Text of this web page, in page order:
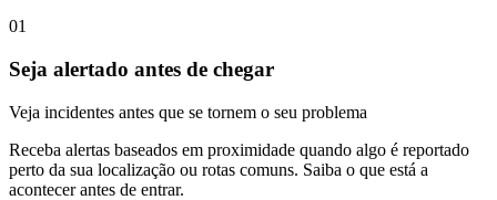
01
Seja alertado antes de chegar
Veja incidentes antes que se tornem o seu problema
Receba alertas baseados em proximidade quando algo é reportado
perto da sua localização ou rotas comuns. Saiba o que está a
acontecer antes de entrar.